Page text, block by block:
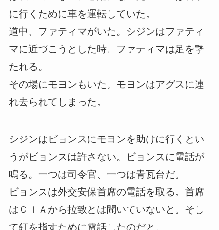
に行くために車を運転していた。
道中、ファティマがいた。シジンはファティ
マに近づこうとした時、ファティマは足を撃
たれる。
その場にモヨンもいた。モヨンはアグスに連
れ去られてしまった。
シジンはビョンスにモヨンを助けに行くとい
うがビョンスは許さない。ビョンスに電話が
鳴る。一つは司令官、一つは青瓦台だ。
ビョンスは外交安保首席の電話を取る。首席
はＣＩＡから拉致とは聞いていないと。そし
て釘を指すために電話したのだと。